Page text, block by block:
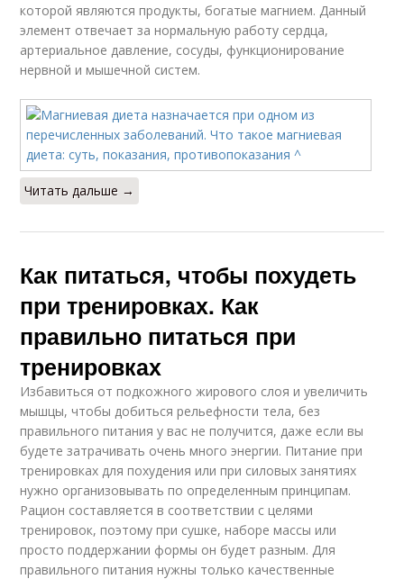
которой являются продукты, богатые магнием. Данный
элемент отвечает за нормальную работу сердца,
артериальное давление, сосуды, функционирование
нервной и мышечной систем.
Читать дальше →
Как питаться, чтобы похудеть
при тренировках. Как
правильно питаться при
тренировках
Избавиться от подкожного жирового слоя и увеличить
мышцы, чтобы добиться рельефности тела, без
правильного питания у вас не получится, даже если вы
будете затрачивать очень много энергии. Питание при
тренировках для похудения или при силовых занятиях
нужно организовывать по определенным принципам.
Рацион составляется в соответствии с целями
тренировок, поэтому при сушке, наборе массы или
просто поддержании формы он будет разным. Для
правильного питания нужны только качественные